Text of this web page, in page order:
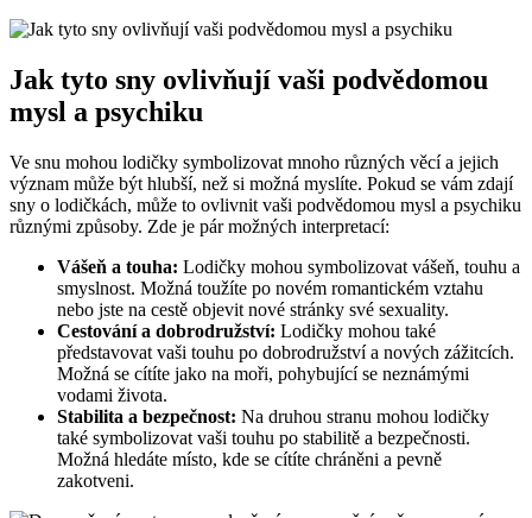
Jak tyto sny ovlivňují vaši podvědomou
mysl a psychiku
Ve snu mohou lodičky symbolizovat mnoho různých věcí a jejich
význam může být hlubší, než si možná myslíte. Pokud se vám zdají
sny o lodičkách, může to ovlivnit vaši podvědomou mysl a psychiku
různými způsoby. Zde je pár možných interpretací:
Vášeň a touha: Lodičky mohou symbolizovat vášeň, touhu a
smyslnost. Možná toužíte po novém romantickém vztahu
nebo jste na cestě objevit nové stránky své sexuality.
Cestování a dobrodružství: Lodičky mohou také
představovat vaši touhu po dobrodružství a nových zážitcích.
Možná se cítíte jako na moři, pohybující se neznámými
vodami života.
Stabilita a bezpečnost: Na druhou stranu mohou lodičky
také symbolizovat vaši touhu po stabilitě a bezpečnosti.
Možná hledáte místo, kde se cítíte chráněni a pevně
zakotveni.